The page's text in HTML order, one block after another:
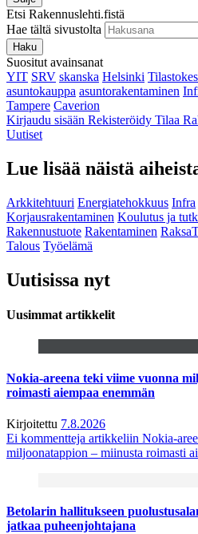
Etsi Rakennuslehti.fistä
Hae tältä sivustolta
Haku
Suositut avainsanat
YIT SRV skanska Helsinki
asuntokauppa asuntorakentaminen
Tampere Caverion
Kirjaudu sisään Rekisteröidy Tilaa
Uutiset
Lue lisää näistä
Arkkitehtuuri Energiatehokkuus Infra
Korjausrakentaminen Koulutus ja
Rakennustuote Rakentaminen
Talous Työelämä
Uutisissa nyt
Uusimmat artikkelit
Nokia-areena teki viime vuonna
roimasti aiempaa enemmän
Kirjoitettu 7.8.2026
Ei kommentteja artikkeliin Nokia-
miljoonatappion – miinusta roimasti
Betolarin hallitukseen
jatkaa puheenjohtajana